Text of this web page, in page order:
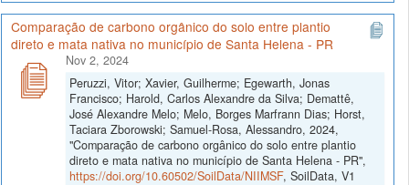
Comparação de carbono orgânico do solo entre plantio
direto e mata nativa no município de Santa Helena - PR
Nov 2, 2024
Peruzzi, Vitor; Xavier, Guilherme; Egewarth, Jonas
Francisco; Harold, Carlos Alexandre da Silva; Demattê,
José Alexandre Melo; Melo, Borges Marfrann Dias; Horst,
Taciara Zborowski; Samuel-Rosa, Alessandro, 2024,
"Comparação de carbono orgânico do solo entre plantio
direto e mata nativa no município de Santa Helena - PR",
https://doi.org/10.60502/SoilData/NIIMSF, SoilData, V1